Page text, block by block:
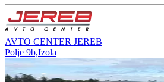
AVTO CENTER JEREB
Polje 9b,Izola